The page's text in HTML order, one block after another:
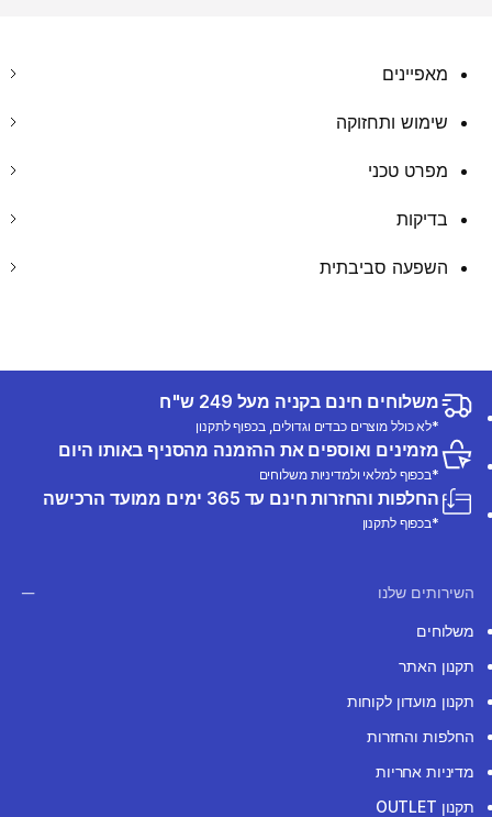
מאפיינים
שימוש ותחזוקה
מפרט טכני
בדיקות
השפעה סביבתית
משלוחים חינם בקניה מעל 249 ש"ח
*לא כולל מוצרים כבדים וגדולים, בכפוף לתקנון
מזמינים ואוספים את ההזמנה מהסניף באותו היום
*בכפוף למלאי ולמדיניות משלוחים
החלפות והחזרות חינם עד 365 ימים ממועד הרכישה
*בכפוף לתקנון
השירותים שלנו
משלוחים
תקנון האתר
תקנון מועדון לקוחות
החלפות והחזרות
מדיניות אחריות
תקנון OUTLET